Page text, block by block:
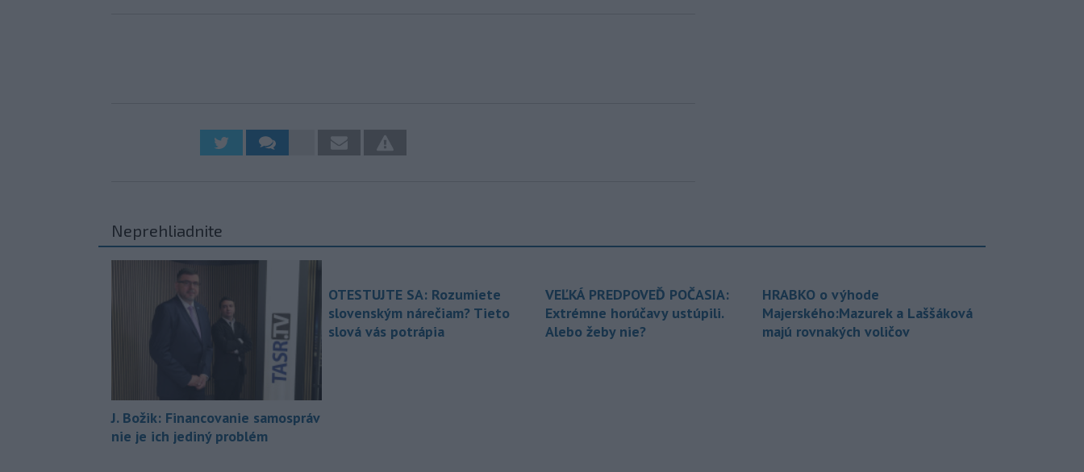
Neprehliadnite
J. Božik: Financovanie samospráv
nie je ich jediný problém
OTESTUJTE SA: Rozumiete
slovenským nárečiam? Tieto
slová vás potrápia
VEĽKÁ PREDPOVEĎ POČASIA:
Extrémne horúčavy ustúpili.
Alebo žeby nie?
HRABKO o výhode
Majerského:Mazurek a Laššáková
majú rovnakých voličov